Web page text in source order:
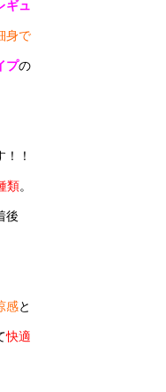
ギュ
身で
プの
！！
類。
後
感と
快適